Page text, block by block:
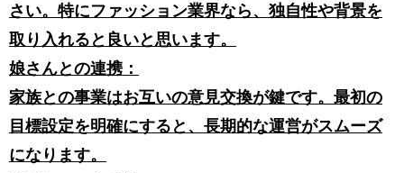
さい。特にファッション業界なら、独自性や背景を
取り入れると良いと思います。
娘さんとの連携：
家族との事業はお互いの意見交換が鍵です。最初の
目標設定を明確にすると、長期的な運営がスムーズ
になります。